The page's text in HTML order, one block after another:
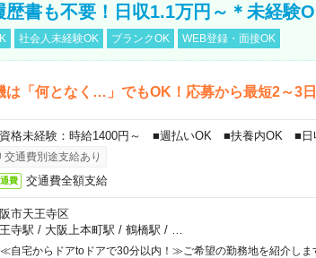
歴書も不要！日収1.1万円～＊未経験
社会人未経験OK ブランクOK WEB登録・面接OK
は「何となく…」でもOK！応募から最短2～3
格未経験：時給1400円～ ■週払いOK ■扶養内OK ■日
交通費別途支給あり
費 交通費全額支給
市天王寺区
寺駅 / 大阪上本町駅 / 鶴橋駅 /
≪自宅からドアtoドアで30分以内！≫ご希望の勤務地を紹介しま